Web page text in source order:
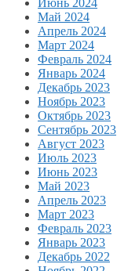
Июнь 2024
Май 2024
Апрель 2024
Март 2024
Февраль 2024
Январь 2024
Декабрь 2023
Ноябрь 2023
Октябрь 2023
Сентябрь 2023
Август 2023
Июль 2023
Июнь 2023
Май 2023
Апрель 2023
Март 2023
Февраль 2023
Январь 2023
Декабрь 2022